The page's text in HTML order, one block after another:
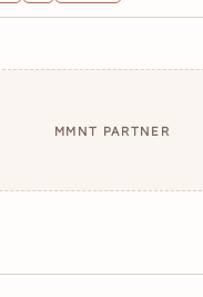
MMNT PARTNER